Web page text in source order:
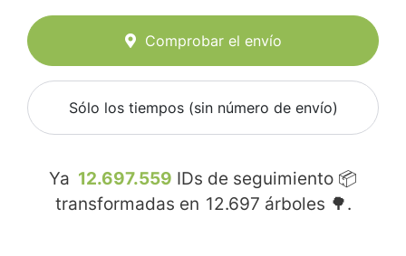
Comprobar el envío
Sólo los tiempos (sin número de envío)
Ya 12.697.559 IDs de seguimiento 📦
transformadas en 12.697 árboles 🌳.